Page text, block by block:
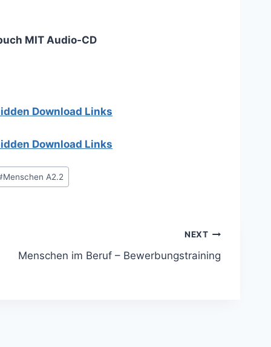
MIT Audio-CD
Download Links
Download Links
Menschen A2.2
NEXT
Menschen im Beruf – Bewerbungstraining